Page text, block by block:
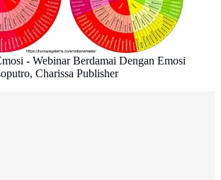
- Webinar Berdamai Dengan Emosi
Charissa Publisher